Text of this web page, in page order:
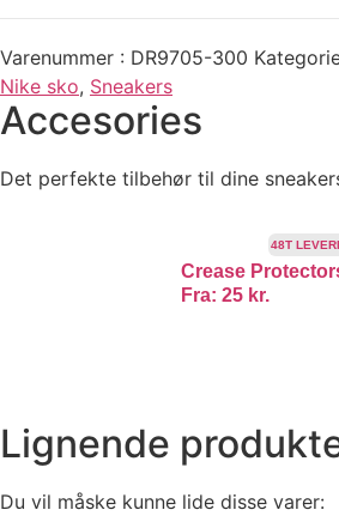
Varenummer DR9705-300
Nike sko, Sneakers
Accesories
Det perfekte tilbehør til dine
48T
Crease
Fra: 25 kr.
Lignende
Du vil måske kunne lide disse varer: